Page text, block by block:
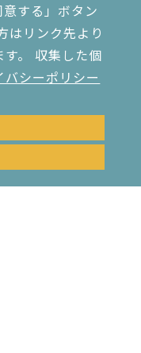
する」ボタン
はリンク先より
。 収集した個
バシーポリシー